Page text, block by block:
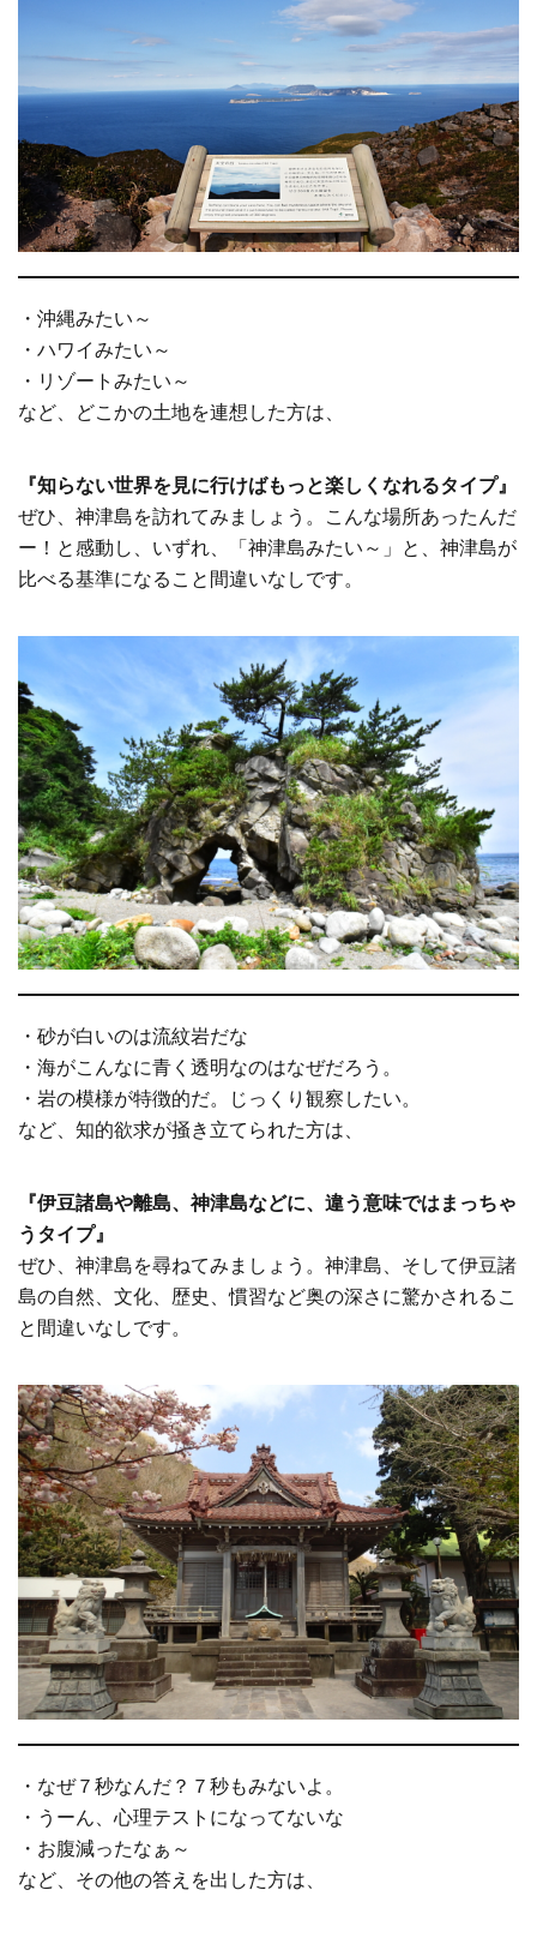
・沖縄みたい～
・ハワイみたい～
・リゾートみたい～
など、どこかの土地を連想した方は、
『知らない世界を見に行けばもっと楽しくなれるタイプ』
ぜひ、神津島を訪れてみましょう。こんな場所あったんだ
ー！と感動し、いずれ、「神津島みたい～」と、神津島が
比べる基準になること間違いなしです。
・砂が白いのは流紋岩だな
・海がこんなに青く透明なのはなぜだろう。
・岩の模様が特徴的だ。じっくり観察したい。
など、知的欲求が掻き立てられた方は、
『伊豆諸島や離島、神津島などに、違う意味ではまっちゃ
うタイプ』
ぜひ、神津島を尋ねてみましょう。神津島、そして伊豆諸
島の自然、文化、歴史、慣習など奥の深さに驚かされるこ
と間違いなしです。
・なぜ７秒なんだ？７秒もみないよ。
・うーん、心理テストになってないな
・お腹減ったなぁ～
など、その他の答えを出した方は、